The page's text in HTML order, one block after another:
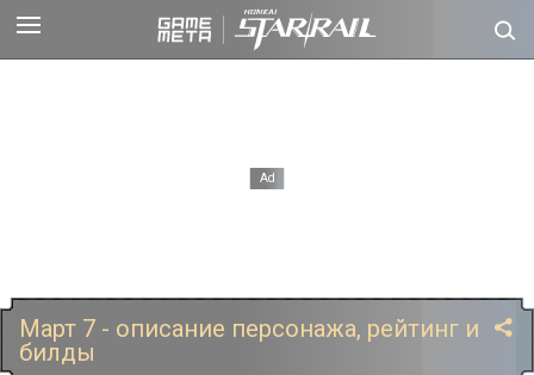
Март 7 - описание персонажа, рейтинг и
билды